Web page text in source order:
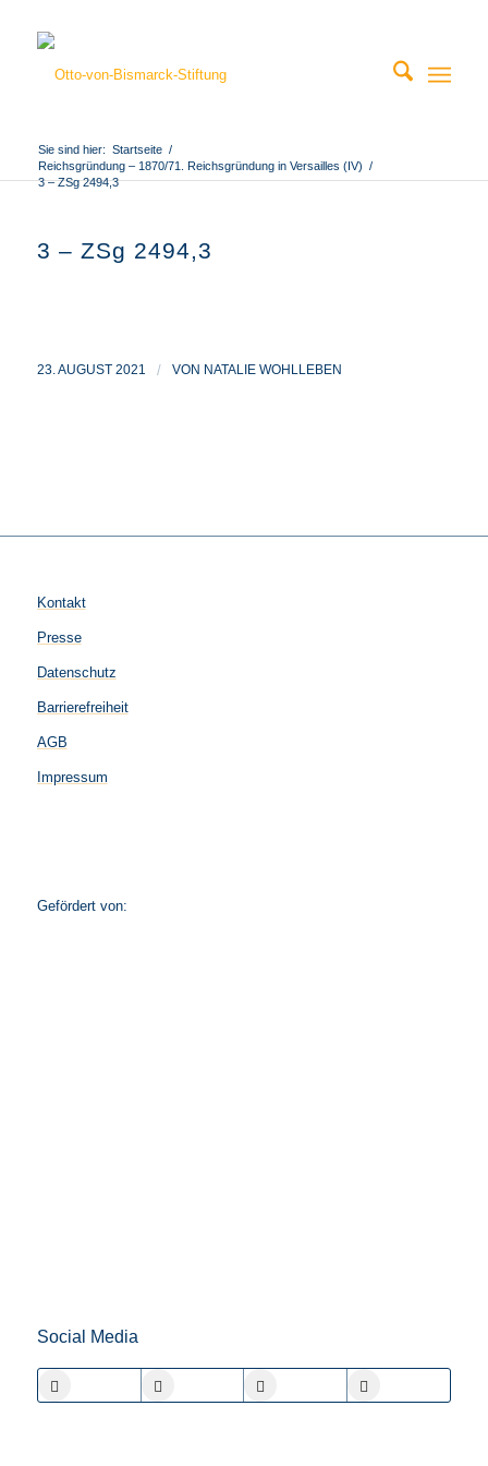
Sie sind hier: Startseite /
Reichsgründung – 1870/71. Reichsgründung in Versailles (IV) /
3 – ZSg 2494,3
3 – ZSg 2494,3
23. AUGUST 2021 / VON NATALIE WOHLLEBEN
Kontakt
Presse
Datenschutz
Barrierefreiheit
AGB
Impressum
Gefördert von:
Social Media